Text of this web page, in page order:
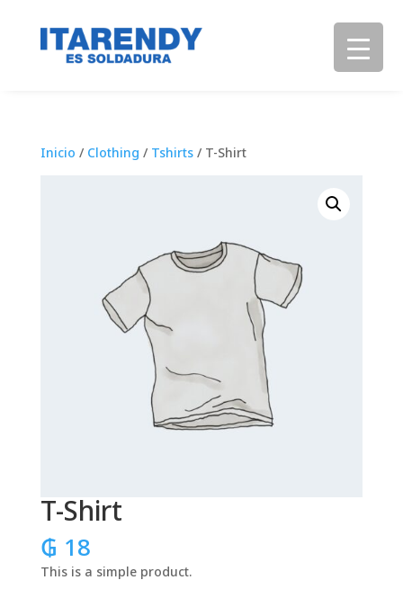
Inicio / Clothing / Tshirts/ T-Shirt
T-Shirt
₲ 18
This is a simple product.